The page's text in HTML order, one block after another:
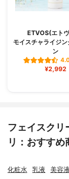
ETVOS(エト
モイスチャライジン
ン
¥2,992
フェイスク
リ：おすす
化粧水 乳液 美容液